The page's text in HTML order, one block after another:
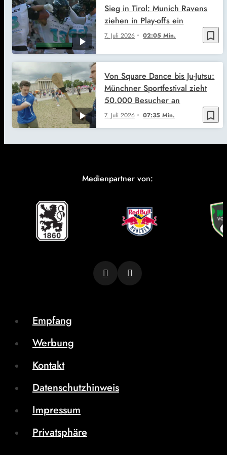
bookmark_border
7. Juli 2026 02:05 Min.
Sieg in Tirol: Munich Ravens
ziehen in Play-offs ein
bookmark_border
7. Juli 2026 07:35 Min.
Von Square Dance bis Ju-Jutsu:
Münchner Sportfestival zieht
50.000 Besucher an
Medienpartner von:
Empfang
Werbung
Kontakt
Datenschutzhinweis
Impressum
Privatsphäre